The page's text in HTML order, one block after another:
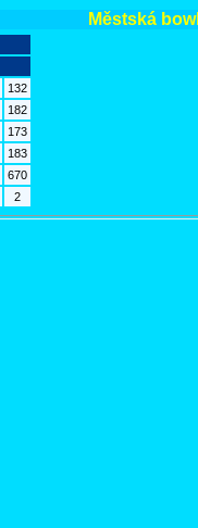
Městská
132
182
173
183
670
2